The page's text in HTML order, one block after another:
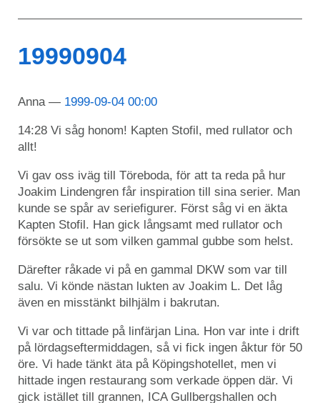
19990904
Anna 1999-09-04 00:00
14:28 Vi såg honom! Kapten Stofil, med rullator och
allt!
Vi gav oss iväg till Töreboda, för att ta reda på hur
Joakim Lindengren får inspiration till sina serier. Man
kunde se spår av seriefigurer. Först såg vi en äkta
Kapten Stofil. Han gick långsamt med rullator och
försökte se ut som vilken gammal gubbe som helst.
Därefter råkade vi på en gammal DKW som var till
salu. Vi könde nästan lukten av Joakim L. Det låg
även en misstänkt bilhjälm i bakrutan.
Vi var och tittade på linfärjan Lina. Hon var inte i drift
på lördagseftermiddagen, så vi fick ingen åktur för 50
öre. Vi hade tänkt äta på Köpingshotellet, men vi
hittade ingen restaurang som verkade öppen där. Vi
gick istället till grannen, ICA Gullbergshallen och